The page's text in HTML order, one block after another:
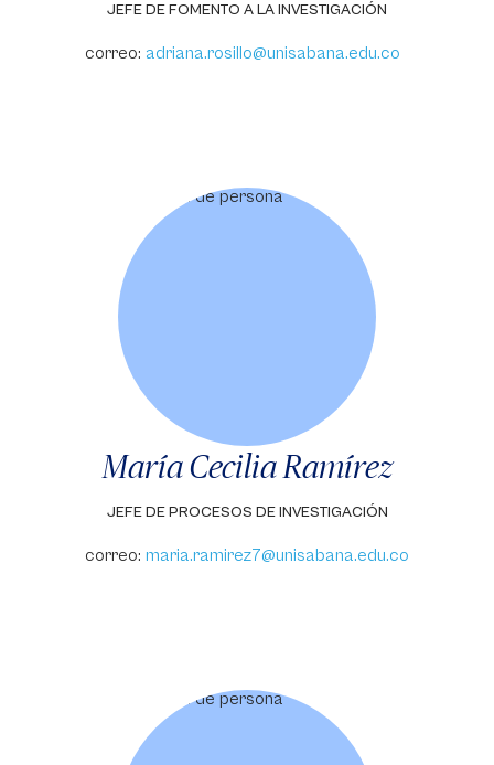
JEFE DE FOMENTO A LA INVESTIGACIÓN
correo: adriana.rosillo@unisabana.edu.co
María Cecilia Ramírez
JEFE DE PROCESOS DE INVESTIGACIÓN
correo: maria.ramirez7@unisabana.edu.co